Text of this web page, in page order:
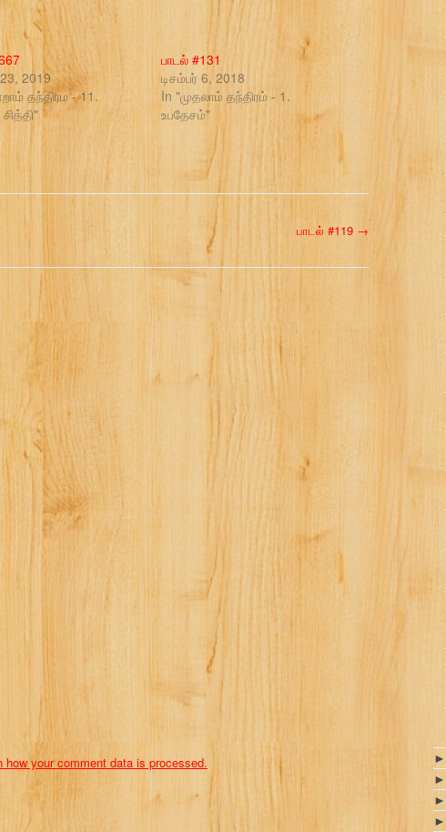
2019
தந்திரம - 11.
பாடல் #131
டிசம்பர் 6, 2018
In "முதலாம் தந்திரம் - 1.
உபதேசம்"
பாடல் #119 →
how your comment data is processed. ►
►
►
►